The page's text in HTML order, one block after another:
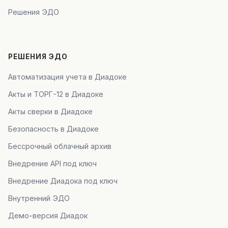
Решения ЭДО
РЕШЕНИЯ ЭДО
Автоматизация учета в Диадоке
Акты и ТОРГ-12 в Диадоке
Акты сверки в Диадоке
Безопасность в Диадоке
Бессрочный облачный архив
Внедрение API под ключ
Внедрение Диадока под ключ
Внутренний ЭДО
Демо-версия Диадок